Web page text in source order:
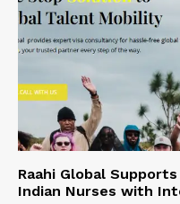
Raahi Global
Indian Nurses with